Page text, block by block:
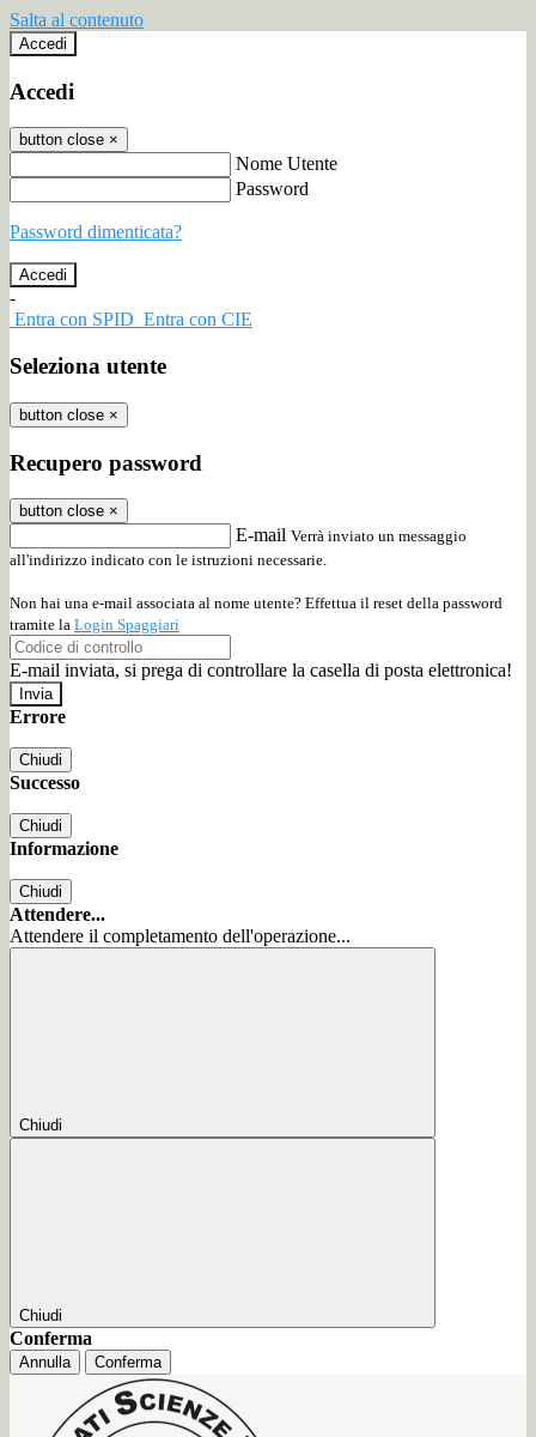
Salta al contenuto
Accedi
Accedi
button close ×
Nome Utente
Password
Password dimenticata?
-
Entra con SPID Entra con CIE
Seleziona utente
button close ×
Recupero password
button close ×
E-mail Verrà inviato un messaggio
all'indirizzo indicato con le istruzioni necessarie.
Non hai una e-mail associata al nome utente? Effettua il reset della password
tramite la Login Spaggiari
E-mail inviata, si prega di controllare la casella di posta elettronica!
Errore
Chiudi
Successo
Chiudi
Informazione
Chiudi
Attendere...
Attendere il completamento dell'operazione...
Chiudi
Chiudi
Conferma
Annulla Conferma